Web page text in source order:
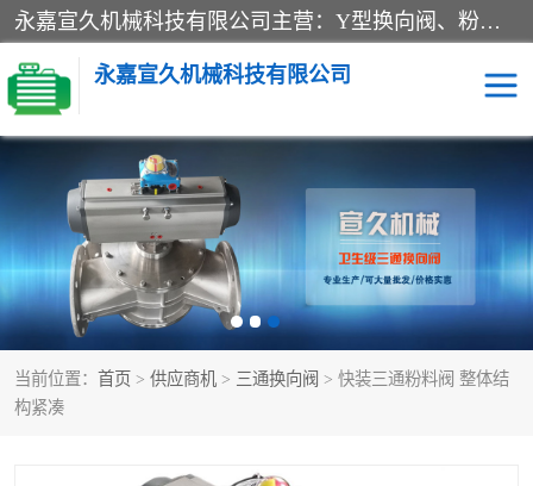
永嘉宣久机械科技有限公司主营：Y型换向阀、粉体换向阀、板式换向阀、三通换向阀、三通换向器、三通分路阀、管路换向阀等产品及服务。
永嘉宣久机械科技有限公司
当前位置： 首页 > 供应商机 > 三通换向阀 > 快装三通粉料阀 整体结
构紧凑
换向阀 Y型换向阀
板式换向阀 粉料换向阀
粉体换向阀 管道换向阀
管路换向阀 三通换向阀